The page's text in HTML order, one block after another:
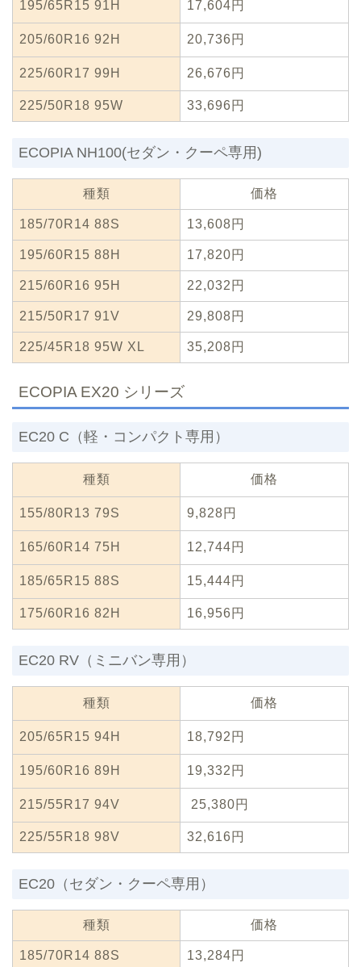
195/65R15 91H 17,604円
205/60R16 92H 20,736円
225/60R17 99H 26,676円
225/50R18 95W 33,696円
ECOPIA NH100(セダン・クーペ専用)
種類 価格
185/70R14 88S 13,608円
195/60R15 88H 17,820円
215/60R16 95H 22,032円
215/50R17 91V 29,808円
225/45R18 95W XL 35,208円
ECOPIA EX20 シリーズ
EC20 C（軽・コンパクト専用）
種類 価格
155/80R13 79S 9,828円
165/60R14 75H 12,744円
185/65R15 88S 15,444円
175/60R16 82H 16,956円
EC20 RV（ミニバン専用）
種類 価格
205/65R15 94H 18,792円
195/60R16 89H 19,332円
215/55R17 94V 25,380円
225/55R18 98V 32,616円
EC20（セダン・クーペ専用）
種類 価格
185/70R14 88S 13,284円